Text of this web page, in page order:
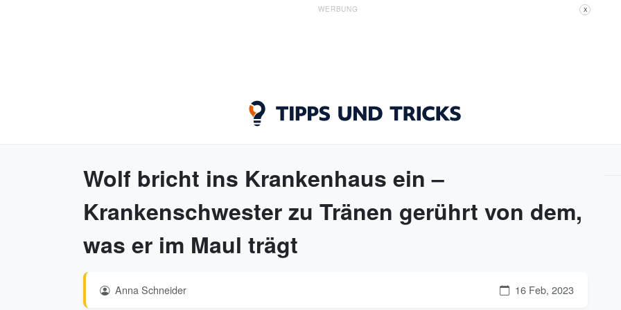
WERBUNG X
Wolf bricht ins Krankenhaus ein –
Krankenschwester zu Tränen gerührt von dem,
was er im Maul trägt
Anna Schneider 16 Feb, 2023